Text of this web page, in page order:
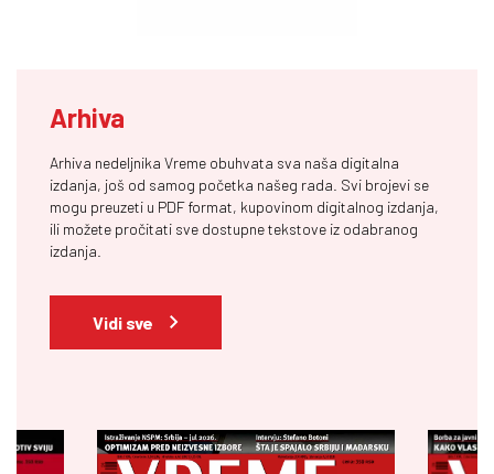
Arhiva
Arhiva nedeljnika Vreme obuhvata sva naša digitalna
izdanja, još od samog početka našeg rada. Svi brojevi se
mogu preuzeti u PDF format, kupovinom digitalnog izdanja,
ili možete pročitati sve dostupne tekstove iz odabranog
izdanja.
Vidi sve